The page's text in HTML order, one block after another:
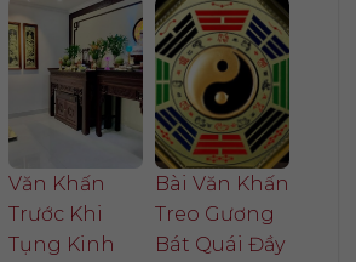
Văn Khấn
Trước Khi
Tụng Kinh
Bài Văn Khấn
Treo Gương
Bát Quái Đầy